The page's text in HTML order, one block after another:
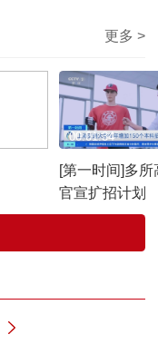
更多 >
[第一时间]多所
官宣扩招计划
00:01:34